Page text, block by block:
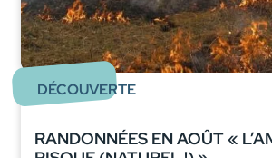
DÉCOUVERTE
RANDONNÉES EN AOÛT «